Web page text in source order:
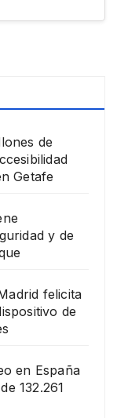
de
Getafe
y de
felicita
de
en España
132.261